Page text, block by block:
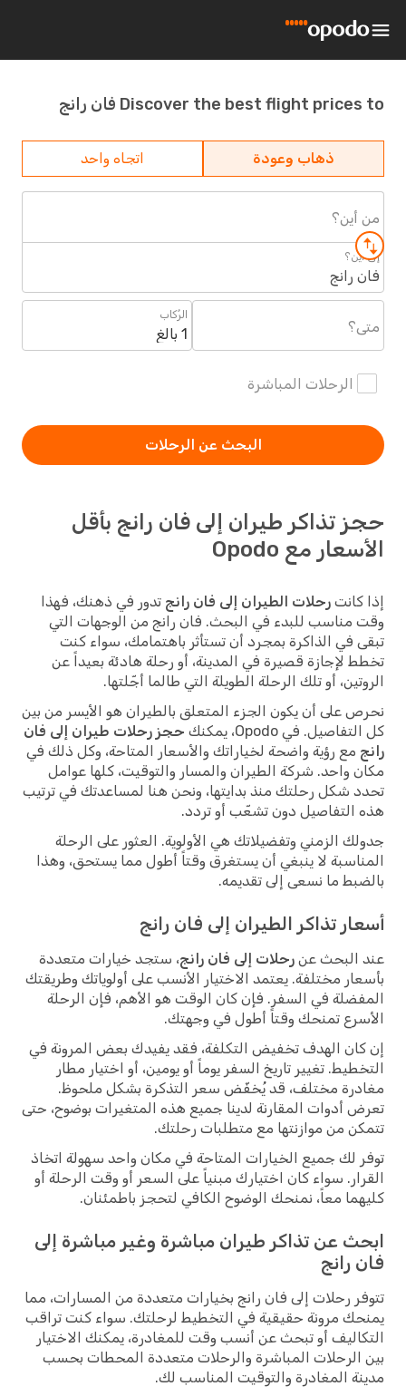
Discover the best flight prices to فان رانج
ذهاب وعودة اتجاه واحد
من أين؟
إلى أين؟
فان رانج
متى؟
الرُكاب
1 بالغ
الرحلات المباشرة
البحث عن الرحلات
حجز تذاكر طيران إلى فان رانج بأقل
الأسعار مع Opodo
إذا كانت رحلات الطيران إلى فان رانج تدور في ذهنك، فهذا
وقت مناسب للبدء في البحث. فان رانج من الوجهات التي
تبقى في الذاكرة بمجرد أن تستأثر باهتمامك، سواء كنت
تخطط لإجازة قصيرة في المدينة، أو رحلة هادئة بعيداً عن
الروتين، أو تلك الرحلة الطويلة التي طالما أجّلتها.
نحرص على أن يكون الجزء المتعلق بالطيران هو الأيسر من بين
كل التفاصيل. في Opodo، يمكنك
حجز رحلات طيران إلى فان
رانج مع رؤية واضحة لخياراتك والأسعار المتاحة، وكل ذلك في
مكان واحد. شركة الطيران والمسار والتوقيت، كلها عوامل
تحدد شكل رحلتك منذ بدايتها، ونحن هنا لمساعدتك في ترتيب
هذه التفاصيل دون تشعّب أو تردد.
جدولك الزمني وتفضيلاتك هي الأولوية. العثور على الرحلة
المناسبة لا ينبغي أن يستغرق وقتاً أطول مما يستحق، وهذا
بالضبط ما نسعى إلى تقديمه.
أسعار تذاكر الطيران إلى فان رانج
عند البحث عن رحلات إلى فان رانج، ستجد خيارات متعددة
بأسعار مختلفة. يعتمد الاختيار الأنسب على أولوياتك وطريقتك
المفضلة في السفر. فإن كان الوقت هو الأهم، فإن الرحلة
الأسرع تمنحك وقتاً أطول في وجهتك.
إن كان الهدف تخفيض التكلفة، فقد يفيدك بعض المرونة في
التخطيط. تغيير تاريخ السفر يوماً أو يومين، أو اختيار مطار
مغادرة مختلف، قد يُخفّض سعر التذكرة بشكل ملحوظ.
تعرض أدوات المقارنة لدينا جميع هذه المتغيرات بوضوح، حتى
تتمكن من موازنتها مع متطلبات رحلتك.
توفر لك جميع الخيارات المتاحة في مكان واحد سهولة اتخاذ
القرار. سواء كان اختيارك مبنياً على السعر أو وقت الرحلة أو
كليهما معاً، نمنحك الوضوح الكافي لتحجز باطمئنان.
ابحث عن تذاكر طيران مباشرة وغير مباشرة إلى
فان رانج
تتوفر رحلات إلى فان رانج بخيارات متعددة من المسارات، مما
يمنحك مرونة حقيقية في التخطيط لرحلتك. سواء كنت تراقب
التكاليف أو تبحث عن أنسب وقت للمغادرة، يمكنك الاختيار
بين الرحلات المباشرة والرحلات متعددة المحطات بحسب
مدينة المغادرة والتوقيت المناسب لك.